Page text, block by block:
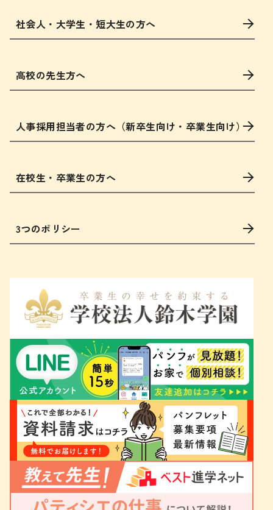
社会人・大学生・短大生の方へ
高校の先生方へ
人事採用担当者の方へ（新卒生向け・卒業生向け）
在校生・卒業生の方へ
3つのポリシー